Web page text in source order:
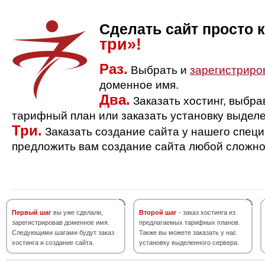
Сделать сайт просто
три»!
Раз. Выбрать и
доменное имя.
Два. Заказать хостинг,
тарифный план или заказать установку
Три. Заказать создание сайта у нашего
предложить вам создание сайта любой
Первый шаг вы уже сделали,
зарегистрировав доменное имя.
Следующими шагами будут заказ
хостинга и создание сайта.
Второй шаг - заказ хостинга из
предлагаемых тарифных планов.
Также вы можете заказать у нас
установку выделенного сервера.